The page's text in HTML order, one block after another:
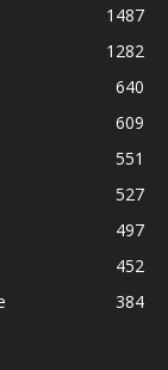
1487
1282
640
609
551
527
497
452
384